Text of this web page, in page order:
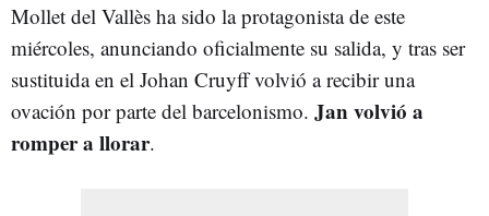
Mollet del Vallès ha sido la protagonista de este
miércoles, anunciando oficialmente su salida, y tras ser
sustituida en el Johan Cruyff volvió a recibir una
ovación por parte del barcelonismo. Jan volvió a
romper a llorar.